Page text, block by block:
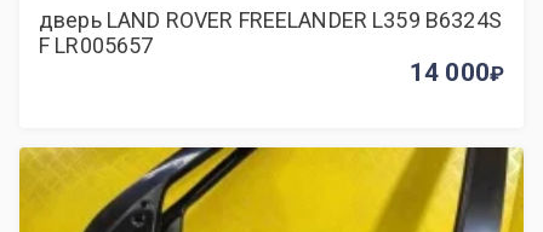
дверь LAND ROVER FREELANDER L359 B6324S
F LR005657
14 000